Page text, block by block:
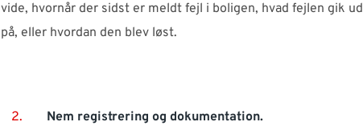
vide, hvornår der sidst er meldt fejl i boligen, hvad fejlen gik ud
på, eller hvordan den blev løst.
2. Nem registrering og dokumentation.